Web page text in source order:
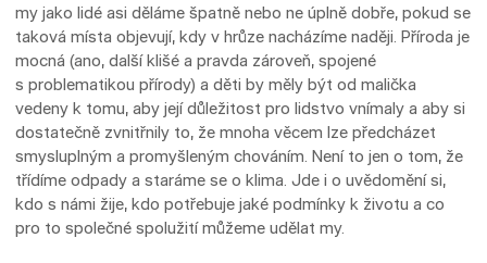
my jako lidé asi děláme špatně nebo ne úplně dobře, pokud se
taková místa objevují, kdy v hrůze nacházíme naději. Příroda je
mocná (ano, další klišé a pravda zároveň, spojené
s problematikou přírody) a děti by měly být od malička
vedeny k tomu, aby její důležitost pro lidstvo vnímaly a aby si
dostatečně zvnitřnily to, že mnoha věcem lze předcházet
smysluplným a promyšleným chováním. Není to jen o tom, že
třídíme odpady a staráme se o klima. Jde i o uvědomění si,
kdo s námi žije, kdo potřebuje jaké podmínky k životu a co
pro to společné spolužití můžeme udělat my.